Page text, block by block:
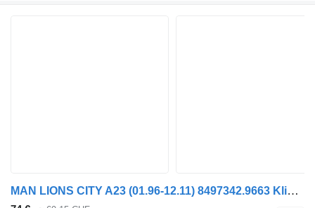
MAN LIONS CITY A23 (01.96-12.11) 8497342.9663 Klimaleitung für MAN Lion's bus (1991-)